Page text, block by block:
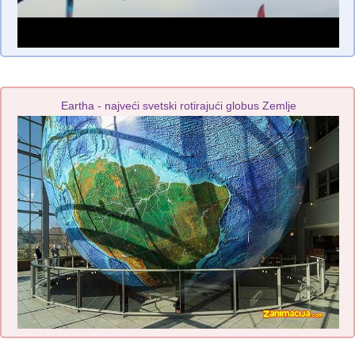
Eartha - najveći svetski rotirajući globus Zemlje